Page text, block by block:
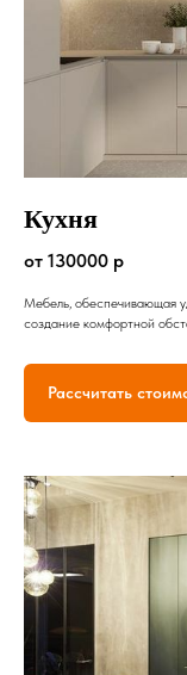
Кухня
от 130000 р
Мебель, обеспечивающая
создание комфортной
Рассчитать